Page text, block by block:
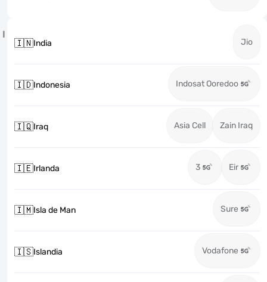
I
🇮🇳India Jio
🇮🇩Indonesia Indosat Ooredoo
🇮🇶Iraq Asia Cell Zain Iraq
🇮🇪Irlanda 3 Eir
🇮🇲Isla de Man Sure
🇮🇸Islandia Vodafone